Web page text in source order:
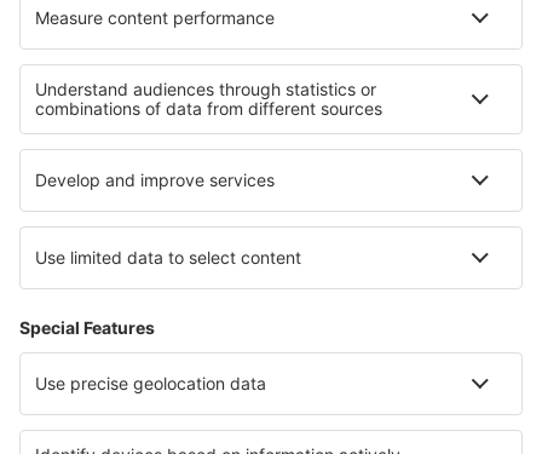
Hoteluri in Costa del Maresme
Hoteluri in Pyrenees Mountains Hoteluri in Menorca
Hoteluri in Costa del Azahar Hoteluri in Roztocze
Hoteluri in Exuma Hoteluri in Guerrero
Hoteluri in Voievodatul Pomerania Occidentală